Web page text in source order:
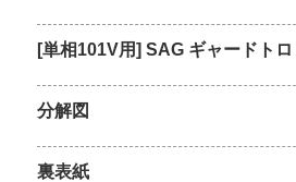
[単相101V用] SAG ギャードト
分解図
裏表紙